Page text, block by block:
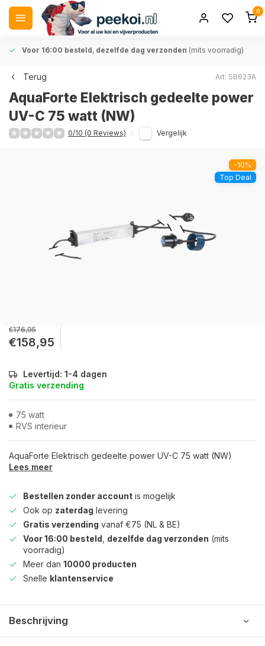
0
Voor 16:00 besteld, dezelfde dag verzonden (mits voorradig)
Terug Art: SB623A
AquaForte Elektrisch gedeelte power
UV-C 75 watt (NW)
0/10 (0 Reviews) Vergelijk
-10%
Top Deal
€176,95
€158,95
Levertijd: 1-4 dagen
Gratis verzending
75 watt
RVS interieur
AquaForte Elektrisch gedeelte power UV-C 75 watt (NW)
Lees meer
Bestellen zonder account is mogelijk
Ook op zaterdag levering
Gratis verzending vanaf €75 (NL & BE)
Voor 16:00 besteld dezelfde dag verzonden (mits
voorradig)
Meer dan 10000 producten
Snelle klantenservice
Beschrijving